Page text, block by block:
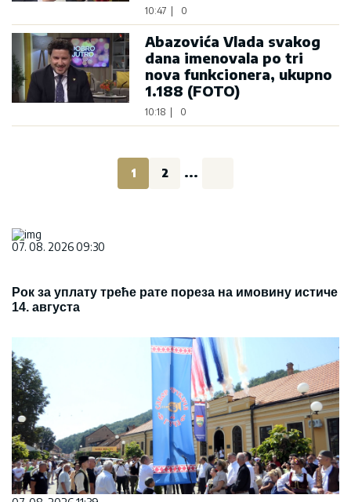
10:47 0
Abazovića Vlada svakog
dana imenovala po tri
nova funkcionera, ukupno
1.188 (FOTO)
10:18 0
1 2 ...
07. 08. 2026 09:30
Рок за уплату треће рате пореза на имовину истиче
14. августа